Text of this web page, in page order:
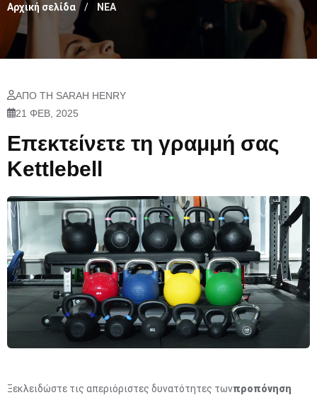
Αρχική σελίδα ΝΕΑ
ΑΠΌ ΤΗ SARAH HENRY
21 ΦΕΒ, 2025
Επεκτείνετε τη γραμμή σας
Kettlebell
Ξεκλειδώστε τις απεριόριστες δυνατότητες τωνπροπόνηση